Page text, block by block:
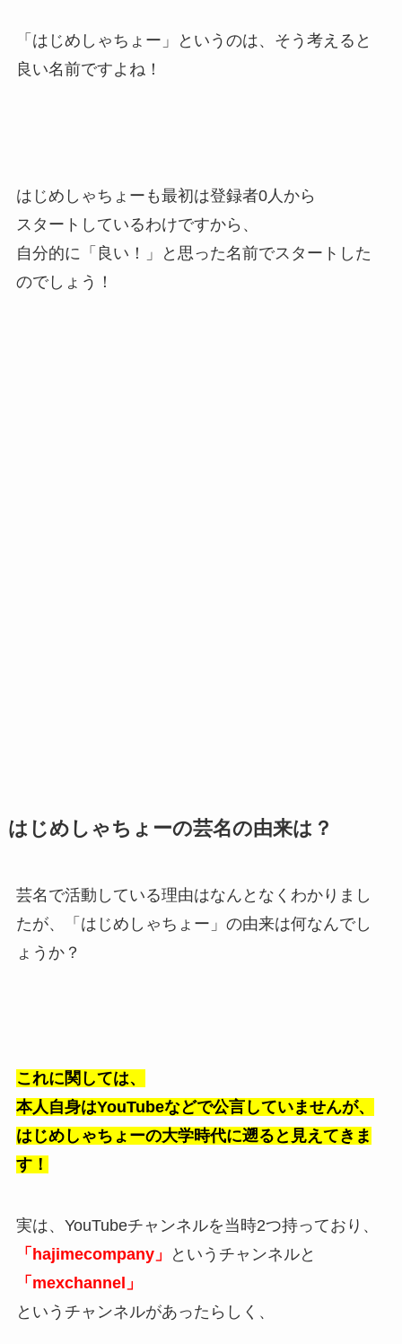
「はじめしゃちょー」というのは、そう考えると
良い名前ですよね！
はじめしゃちょーも最初は登録者0人から
スタートしているわけですから、
自分的に「良い！」と思った名前でスタートした
のでしょう！
はじめしゃちょーの芸名の由来は？
芸名で活動している理由はなんとなくわかりまし
たが、「はじめしゃちょー」の由来は何なんでし
ょうか？
これに関しては、
本人自身はYouTubeなどで公言していませんが、
はじめしゃちょーの大学時代に遡ると見えてきま
す！
実は、YouTubeチャンネルを当時2つ持っており、
「hajimecompany」
というチャンネルと
「mexchannel」
というチャンネルがあったらしく、